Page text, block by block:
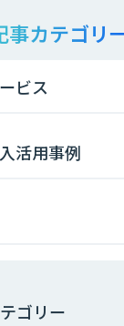
imprai ezKotae
物品輸出から留学
ェックまで自動化。
事カテゴリ
ビス
活用事例
ゴリー